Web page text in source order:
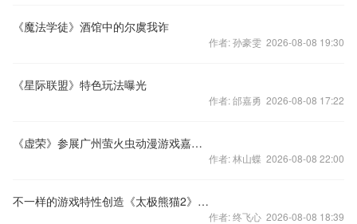
《魔法学徒》酒馆中的尔虞我诈
作者: 孙豪雯 2026-08-08 19:30
《星际联盟》特色玩法曝光
作者: 邰嘉勇 2026-08-08 17:22
《虚荣》参展广州萤火虫动漫游戏嘉年华
作者: 林山蝶 2026-08-08 22:00
不一样的游戏特性创造《太极熊猫2》手游
作者: 终飞心 2026-08-08 18:39